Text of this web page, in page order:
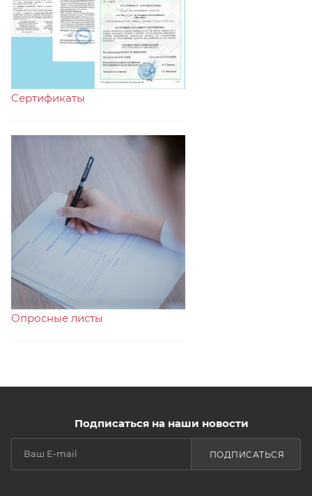
Сертификаты
Опросные листы
Подписаться на наши новости
ПОДПИСАТЬСЯ